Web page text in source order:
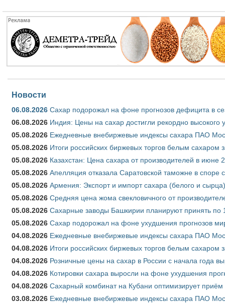
Новости
06.08.2026 Сахар подорожал на фоне прогнозов дефицита в
06.08.2026 Индия: Цены на сахар достигли рекордно высокого
05.08.2026 Ежедневные внебиржевые индексы сахара ПАО
05.08.2026 Итоги российских биржевых торгов белым сахаром
05.08.2026 Казахстан: Цена сахара от производителей в июне
05.08.2026 Апелляция отказала Саратовской таможне в
05.08.2026 Армения: Экспорт и импорт сахара (белого и
05.08.2026 Средняя цена жома свекловичного от
05.08.2026 Сахарные заводы Башкирии планируют принять по
05.08.2026 Сахар подорожал на фоне ухудшения прогнозов
04.08.2026 Ежедневные внебиржевые индексы сахара ПАО
04.08.2026 Итоги российских биржевых торгов белым сахаром
04.08.2026 Розничные цены на сахар в России с начала года
04.08.2026 Котировки сахара выросли на фоне ухудшения
04.08.2026 Сахарный комбинат на Кубани оптимизирует приём
03.08.2026 Ежедневные внебиржевые индексы сахара ПАО